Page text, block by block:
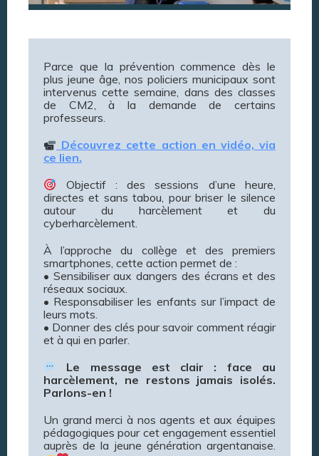
Parce que la prévention commence dès le
plus jeune âge, nos policiers municipaux sont
intervenus cette semaine, dans des classes
de CM2, à la demande de certains
professeurs.
Découvrez cette action en vidéo, via
ce lien.
Objectif : des sessions d’une heure,
directes et sans tabou, pour briser le silence
autour du harcèlement et du
cyberharcèlement.
À l’approche du collège et des premiers
smartphones, cette action permet de :
• Sensibiliser aux dangers des écrans et des
réseaux sociaux.
• Responsabiliser les enfants sur l’impact de
leurs mots.
• Donner des clés pour savoir comment réagir
et à qui en parler.
Le message est clair : face au
harcèlement, ne restons jamais isolés.
Parlons-en !
Un grand merci à nos agents et aux équipes
pédagogiques pour cet engagement essentiel
auprès de la jeune génération argentanaise.